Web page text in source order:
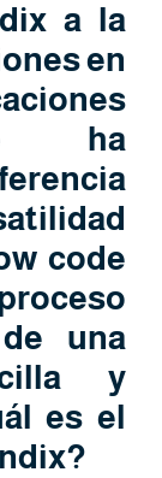
a la
en
ha
code
una
y
es el